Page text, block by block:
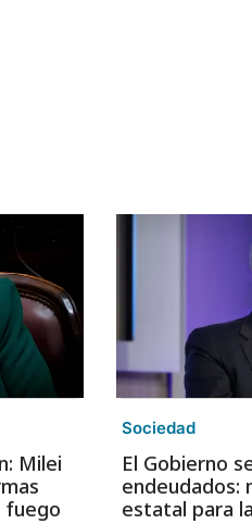
Milei
fuego
Sociedad
El Gobierno
endeudados:
estatal para